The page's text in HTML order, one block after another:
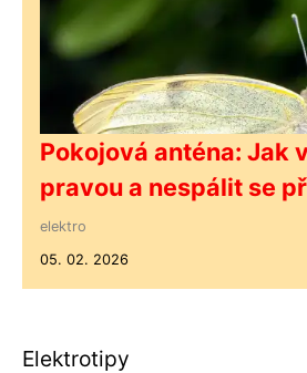
Pokojová anténa: Jak
pravou a nespálit se
elektro
05. 02. 2026
Elektrotipy